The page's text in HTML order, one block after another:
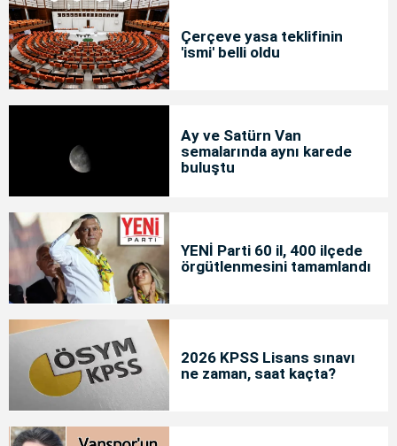
Çerçeve yasa teklifinin
'ismi' belli oldu
Ay ve Satürn Van
semalarında aynı karede
buluştu
YENİ Parti 60 il, 400 ilçede
örgütlenmesini tamamlandı
2026 KPSS Lisans sınavı
ne zaman, saat kaçta?